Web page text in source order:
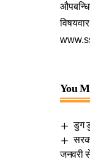
You
डुग
जनवरी